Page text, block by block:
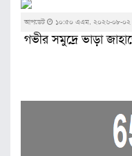
আপডেট ১০:৫০ এএম, ২০২৬-০৮-০২
গভীর সমুদ্রে ভাড়া